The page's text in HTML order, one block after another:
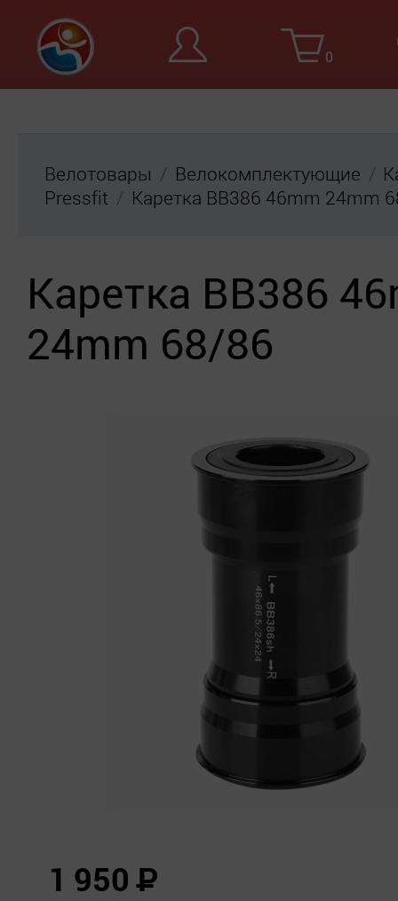
0
Велотовары Велокомплектующие
Pressfit
Каретка BB386 46mm 24mm
Каретка BB386
24mm 68/86
1 950Р